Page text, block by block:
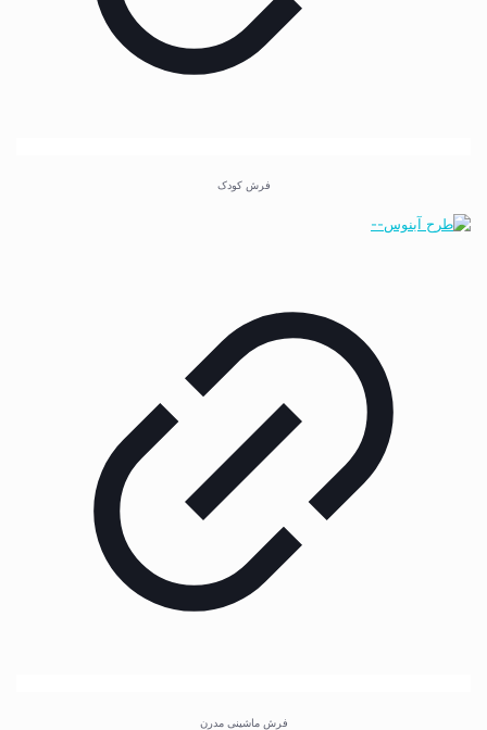
فرش کودک
فرش ماشینی مدرن